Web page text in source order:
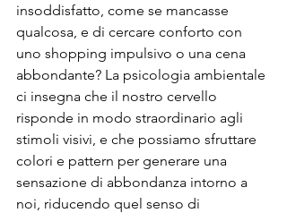
insoddisfatto, come se mancasse
qualcosa, e di cercare conforto con
uno shopping impulsivo o una cena
abbondante? La psicologia ambientale
ci insegna che il nostro cervello
risponde in modo straordinario agli
stimoli visivi, e che possiamo sfruttare
colori e pattern per generare una
sensazione di abbondanza intorno a
noi, riducendo quel senso di